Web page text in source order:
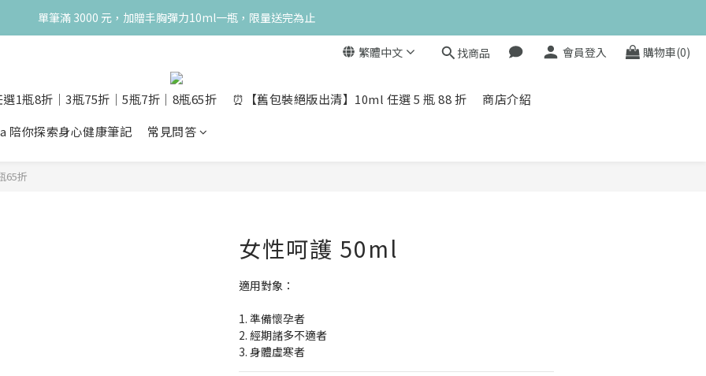
250ml 無痛/深呼吸/橙花開賣！獨享 68 折再送 20ml 隨身瓶，再享超值滿額贈 👉
單筆滿 3000 元，加贈丰胸彈力10ml一瓶，限量送完為止
250ml 無痛/深呼吸/橙花開賣！獨享 68 折再送 20ml 隨身瓶，再享超值滿額贈 👉
繁體中文 找商品 會員登入 購物車(0)
選1瓶8折│3瓶75折│5瓶7折│8瓶65折 ⏰【舊包裝絕版出清】10ml 任選 5 瓶 88 折
商店介紹
陪你探索身心健康筆記
常見問答
65折
女性呵護 50ml
適用對象：
1. 準備懷孕者
2. 經期諸多不適者
3. 身體虛寒者